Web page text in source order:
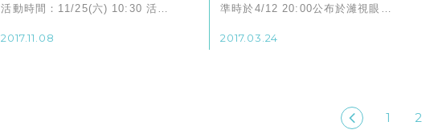
活動時間：11/25(六) 10:30 活動
影院 台北市南京東路三段133號 電
2017.11.08
準時於4/12 20:00公布於濰視眼科
如下圖，特別注意：20%中獎稅
2017.03.24
1 2